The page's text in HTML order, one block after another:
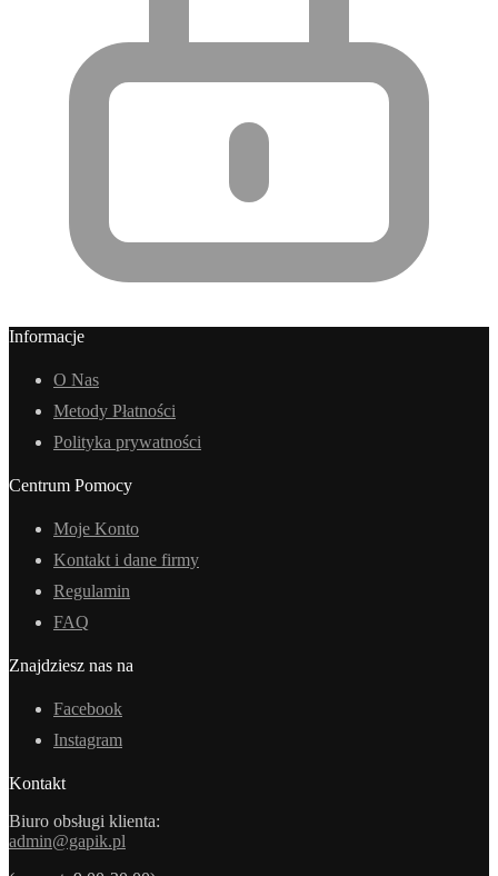
Informacje
O Nas
Metody Płatności
Polityka prywatności
Centrum Pomocy
Moje Konto
Kontakt i dane firmy
Regulamin
FAQ
Znajdziesz nas na
Facebook
Instagram
Kontakt
Biuro obsługi klienta:
admin@gapik.pl